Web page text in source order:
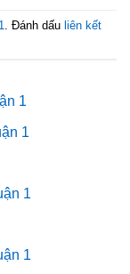
. Đánh dấu liên kết
1
1
1
1